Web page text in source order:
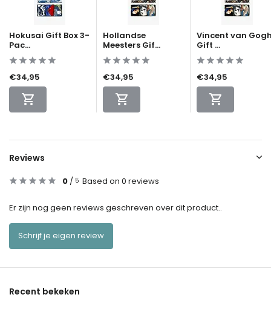
Hokusai Gift Box 3-
Pac...
€34,95
Hollandse
Meesters Gif...
€34,95
Vincent van
Gift ...
€34,95
Reviews
0 / 5 Based on 0 reviews
Er zijn nog geen reviews geschreven over dit product..
Schrijf je eigen review
Recent bekeken